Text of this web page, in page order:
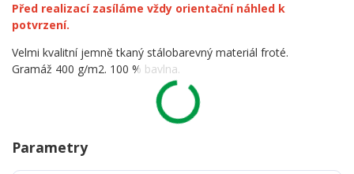
Před realizací zasíláme vždy orientační náhled k
potvrzení.
Velmi kvalitní jemně tkaný stálobarevný materiál froté.
Gramáž 400 g/m2. 100 % bavlna.
Parametry